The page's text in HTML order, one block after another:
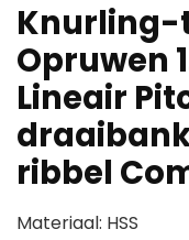
Knurling-
Opruwen
Lineair
ribbel
Materiaal: HSS